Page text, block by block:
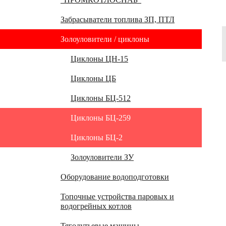
Одноходовые по газу и воздуху
Забрасыватели топлива ЗП, ПТЛ
Питатели топлива ленточные ПТЛ
Забрасыватели
Золоуловители / циклоны
Циклоны ЦН-15
Циклоны ЦБ
Циклоны БЦ-512
Циклоны БЦ-259
Циклоны БЦ-2
Золоуловители ЗУ
Оборудование водоподготовки
Фильтры серии ФОВ
Топочные устройства паровых и
водогрейных котлов